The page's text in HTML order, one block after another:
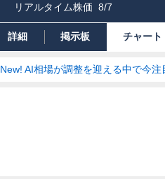
リアルタイム株価 8/7
詳細 掲示板 チャート
New! AI相場が調整を迎える中で今